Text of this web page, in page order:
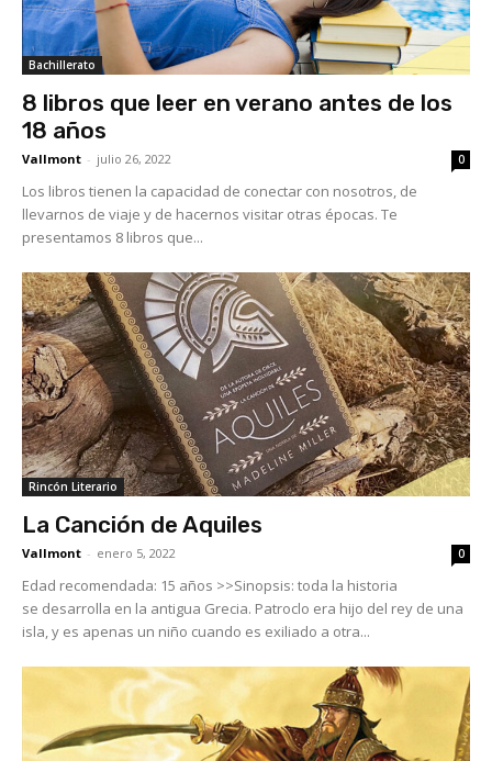
Bachillerato
8 libros que leer en verano antes de los
18 años
Vallmont - julio 26, 2022 0
Los libros tienen la capacidad de conectar con nosotros, de
llevarnos de viaje y de hacernos visitar otras épocas. Te
presentamos 8 libros que...
Rincón Literario
La Canción de Aquiles
Vallmont - enero 5, 2022 0
Edad recomendada: 15 años >>Sinopsis: toda la historia
se desarrolla en la antigua Grecia. Patroclo era hijo del rey de una
isla, y es apenas un niño cuando es exiliado a otra...